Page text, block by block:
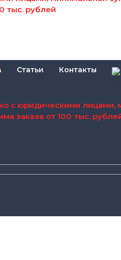
тыс. рублей
Статьи Контакты
с юридическими лицами,
заказа от 100 тыс.